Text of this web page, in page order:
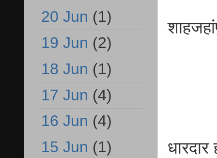
20 Jun (1)
19 Jun (2)
18 Jun (1)
17 Jun (4)
16 Jun (4)
15 Jun (1)